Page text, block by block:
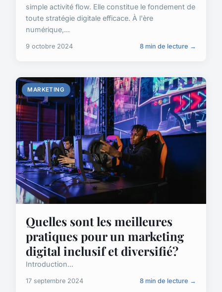
simple activité flow. Elle constitue le fondement de
toute stratégie digitale efficace. À l'ère
numérique,...
9 octobre 2024 8 min de lecture →
MARKETING
Quelles sont les meilleures
pratiques pour un marketing
digital inclusif et diversifié?
Introduction...
17 septembre 2024 8 min de lecture →